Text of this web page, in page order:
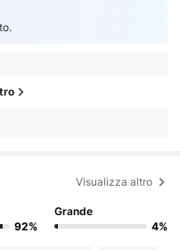
Visualizza altro
92%
Grande
4%